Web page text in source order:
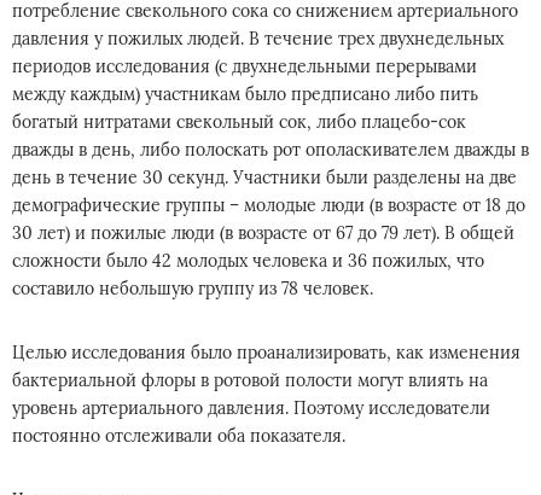
потребление свекольного сока со снижением артериального
давления у пожилых людей. В течение трех двухнедельных
периодов исследования (с двухнедельными перерывами
между каждым) участникам было предписано либо пить
богатый нитратами свекольный сок, либо плацебо-сок
дважды в день, либо полоскать рот ополаскивателем дважды в
день в течение 30 секунд. Участники были разделены на две
демографические группы – молодые люди (в возрасте от 18 до
30 лет) и пожилые люди (в возрасте от 67 до 79 лет). В общей
сложности было 42 молодых человека и 36 пожилых, что
составило небольшую группу из 78 человек.
Целью исследования было проанализировать, как изменения
бактериальной флоры в ротовой полости могут влиять на
уровень артериального давления. Поэтому исследователи
постоянно отслеживали оба показателя.